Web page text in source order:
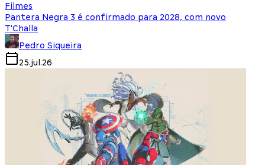
Filmes
Pantera Negra 3 é confirmado para 2028, com novo
T'Challa
Pedro Siqueira
25.jul.26